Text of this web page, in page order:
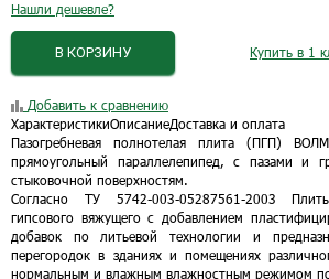
Нашли дешевле?
Купить в 1
В КОРЗИНУ
Добавить к сравнению
ХарактеристикиОписаниеДоставка и оплата
Пазогребневая полнотелая плита (ПГП)
прямоугольный параллелепипед, с пазами и
стыковочной поверхностям.
Согласно ТУ 5742-003-05287561-2003
гипсового вяжущего с добавлением
добавок по литьевой технологии и
перегородок в зданиях и помещениях
нормальным и влажным влажностным режимом